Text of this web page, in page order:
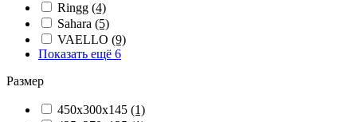
Ringg (4)
Sahara (5)
VAELLO (9)
Показать ещё 6
Размер
450х300х145 (1)